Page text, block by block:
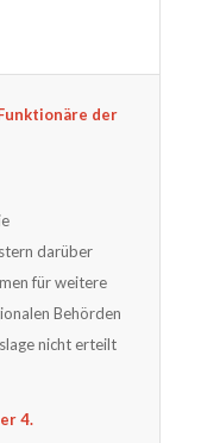
der
darüber
für weitere
Behörden
nicht erteilt
4.